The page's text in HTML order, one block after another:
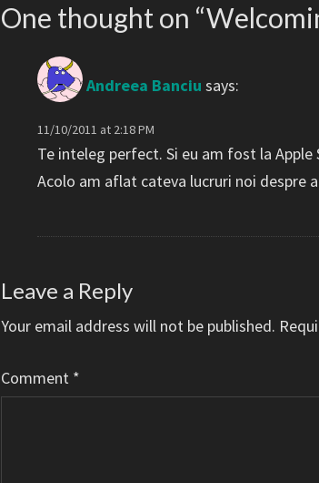
One thought on “
Andreea Banciu says:
11/10/2011 at 2:18 PM
Te inteleg perfect. Si eu am fost la
Acolo am aflat cateva lucruri noi despre
Leave a Reply
Your email address will not be published.
Comment *